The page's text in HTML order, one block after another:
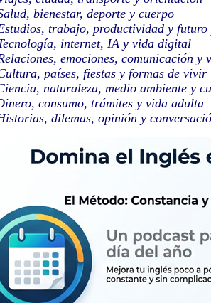
bienestar, deporte y cuerpo
trabajo, productividad y futuro
internet, IA y vida digital
emociones, comunicación y
países, fiestas y formas de vivir
naturaleza, medio ambiente y
consumo, trámites y vida adulta
dilemas, opinión y